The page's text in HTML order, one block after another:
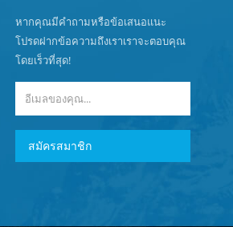
หากคุณมีคำถามหรือข้อเสนอแนะ
โปรดฝากข้อความถึงเราเราจะตอบคุณ
โดยเร็วที่สุด!
สมัครสมาชิก